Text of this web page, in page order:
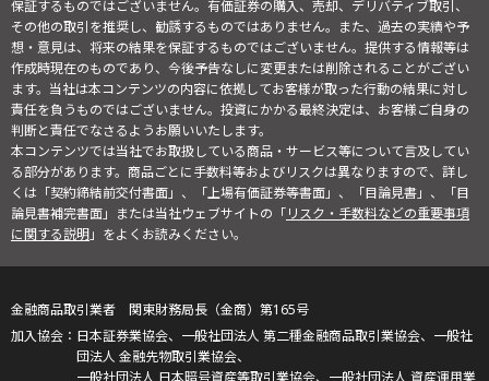
保証するものではございません。有価証券の購入、売却、デリバティブ取引、
その他の取引を推奨し、勧誘するものではありません。また、過去の実績や予
想・意見は、将来の結果を保証するものではございません。提供する情報等は
作成時現在のものであり、今後予告なしに変更または削除されることがござい
ます。当社は本コンテンツの内容に依拠してお客様が取った行動の結果に対し
責任を負うものではございません。投資にかかる最終決定は、お客様ご自身の
判断と責任でなさるようお願いいたします。
本コンテンツでは当社でお取扱している商品・サービス等について言及してい
る部分があります。商品ごとに手数料等およびリスクは異なりますので、詳し
くは「契約締結前交付書面」、「上場有価証券等書面」、「目論見書」、「目
論見書補完書面」または当社ウェブサイトの「リスク・手数料などの重要事項
に関する説明」をよくお読みください。
金融商品取引業者 関東財務局長（金商）第165号
日本証券業協会、一般社団法人 第二種金融商品取引業協会、一般社
団法人 金融先物取引業協会、